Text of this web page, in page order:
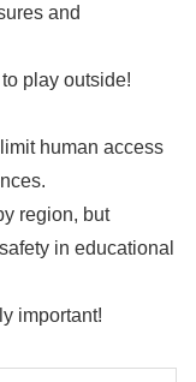
and
play outside!
human access
region, but
in educational
important!